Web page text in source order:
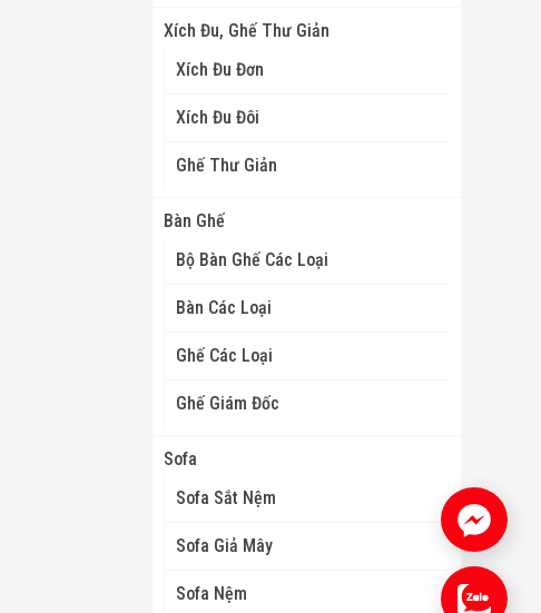
Xích Đu, Ghế Thư Giản
Xích Đu Đơn
Xích Đu Đôi
Ghế Thư Giản
Bàn Ghế
Bộ Bàn Ghế Các Loại
Bàn Các Loại
Ghế Các Loại
Ghế Giám Đốc
Sofa
Sofa Sắt Nệm
Sofa Giả Mây
Sofa Nệm